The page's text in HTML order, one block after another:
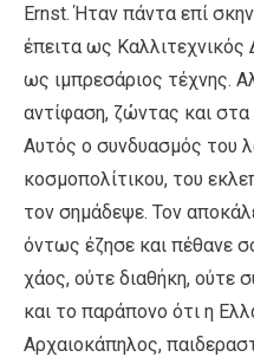
Ernst. Ήταν πάντα επί
έπειτα ως Καλλιτεχνικός
ως ιμπρεσάριος τέχνης.
αντίφαση, ζώντας και
Αυτός ο συνδυασμός του
κοσμοπολίτικου, του
τον σημάδεψε. Τον
όντως έζησε και πέθανε
χάος, ούτε διαθήκη, ούτε
και το παράπονο ότι η
Αρχαιοκάπηλος,